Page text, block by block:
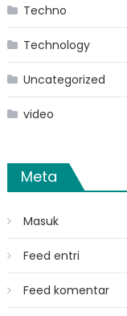
Techno
Technology
Uncategorized
video
Meta
Masuk
Feed entri
Feed komentar